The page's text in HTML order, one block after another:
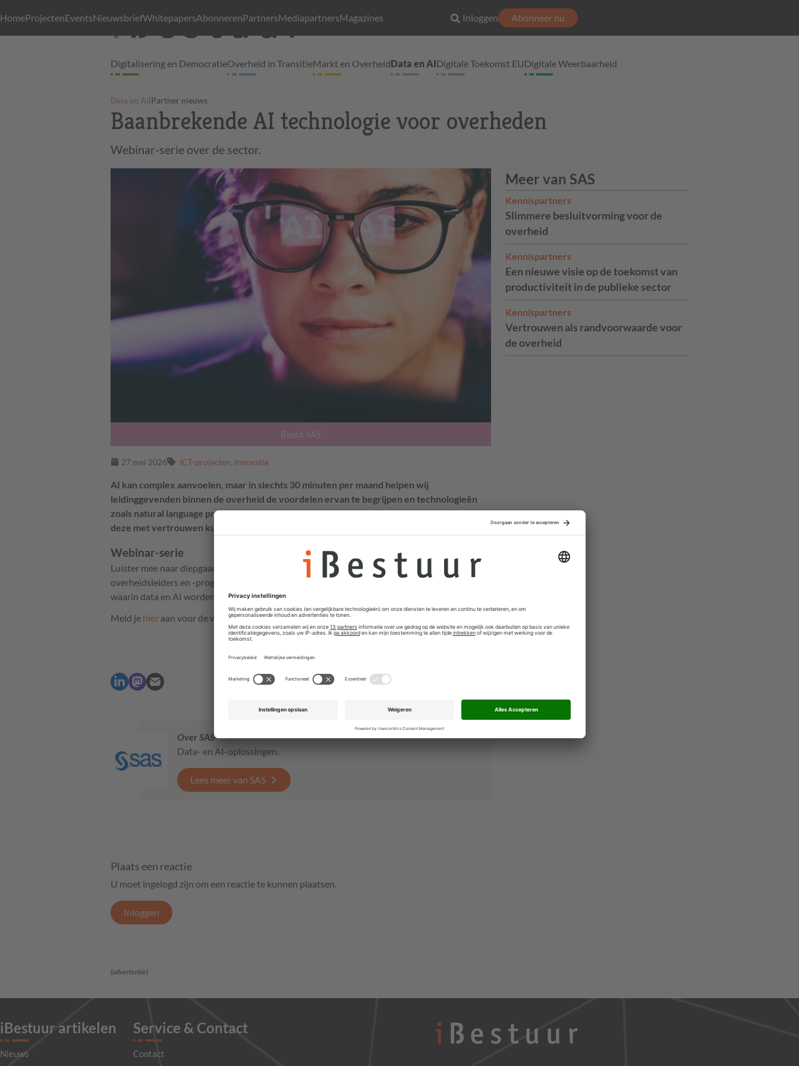
HomeProjectenEventsNieuwsbriefWhitepapersAbonnerenPartnersMediapartnersMagazines Inloggen Abonneer nu
Digitalisering en DemocratieOverheid in TransitieMarkt en OverheidData en AIDigitale Toekomst EUDigitale Weerbaarheid
Data en AI|Partner nieuws
Baanbrekende AI technologie voor overheden
Webinar-serie over de sector.
Beeld: SAS
27 mei 2026 ICT-projecten, Innovatie
Meer van SAS
Kennispartners
Slimmere besluitvorming voor de
overheid
Kennispartners
Een nieuwe visie op de toekomst van
productiviteit in de publieke sector
Kennispartners
Vertrouwen als randvoorwaarde voor
de overheid
AI kan complex aanvoelen, maar in slechts 30 minuten per maand helpen wij
leidinggevenden binnen de overheid de voordelen ervan te begrijpen en technologieën
zoals natural language processing, synthetische data en Agentic AI te verkennen, zodat ze
deze met vertrouwen kunnen inzetten.
Webinar-serie
Luister mee naar diepgaande discussies met experts over de meest urgente uitdagingen waar
overheidsleiders en -programma's vandaag de dag voor staan. Hoor over praktijkvoorbeelden
waarin data en AI worden ingezet om deze problemen op te lossen.
Meld je hier aan voor de webinars.
Over SAS
Data- en AI-oplossingen.
Lees meer van SAS
Plaats een reactie
U moet ingelogd zijn om een reactie te kunnen plaatsen.
Inloggen
(advertentie)
iBestuur artikelen
Nieuws
Service & Contact
Contact